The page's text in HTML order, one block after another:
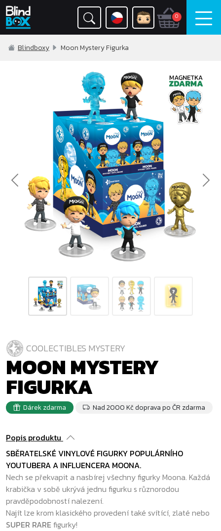
0
Blindboxy Moon Mystery Figurka
Previous
COOLECTIBLES MYSTERY
MOON MYSTERY
FIGURKA
Dárek zdarma Nad 2000 Kč doprava po ČR zdarma
Popis produktu
SBĚRATELSKÉ VINYLOVÉ FIGURKY POPULÁRNÍHO
YOUTUBERA A INFLUENCERA MOONA.
Nech se překvapit a nasbírej všechny figurky Moona. Každá
krabička v sobě ukrývá jednu figurku s různorodou
pravděpodobností nalezení.
Najít lze krom klasického provedení také svítící, zlaté nebo
SUPER RAREfigurky!